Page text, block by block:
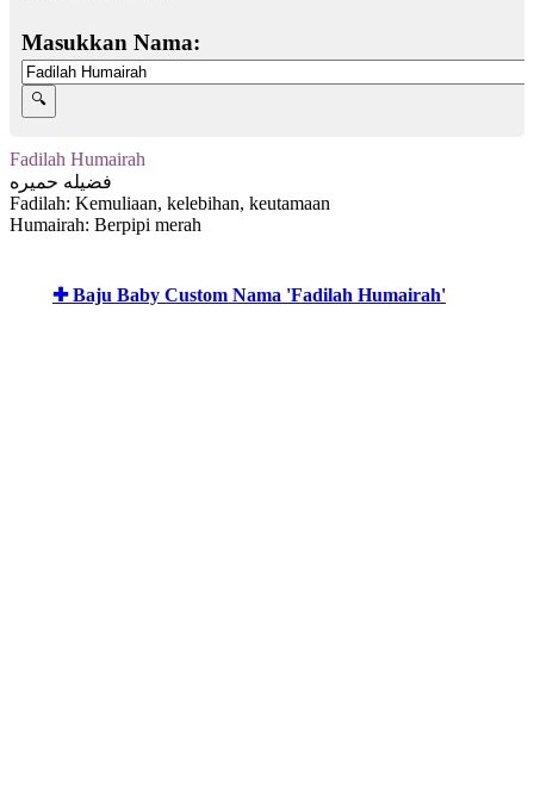
Masukkan Nama:
Fadilah Humairah
فضيله حميره
Fadilah: Kemuliaan, kelebihan, keutamaan
Humairah: Berpipi merah
✚ Baju Baby Custom Nama 'Fadilah Humairah'